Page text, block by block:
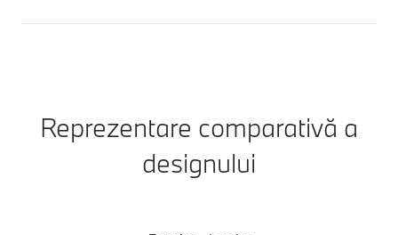
Reprezentare comparativă a
designului